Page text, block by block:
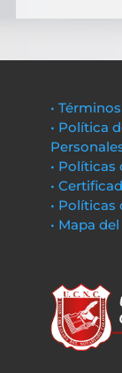
•
• Política
•
•
•
• Mapa